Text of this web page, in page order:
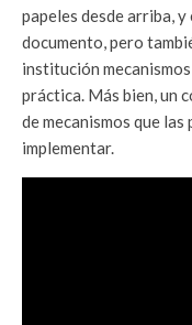
papeles desde arriba,
documento, pero
institución
práctica. Más bien, un
de mecanismos que
implementar.